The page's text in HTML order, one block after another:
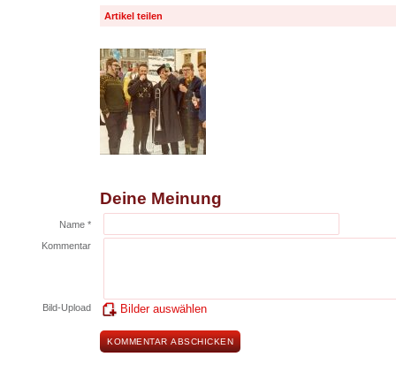
Artikel teilen
Deine Meinung
Name *
Kommentar
Bild-Upload Bilder auswählen